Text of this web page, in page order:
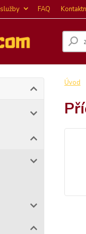
FAQ
Úvod